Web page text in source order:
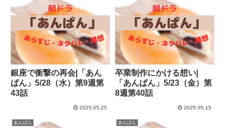
銀座で衝撃の再会|「あん
ぱん」5/28（水）第9週第
43話
2025.05.25
卒業制作にかける想い|
「あんぱん」5/23（金）第
8週第40話
2025.05.15
あんぱん あんぱん